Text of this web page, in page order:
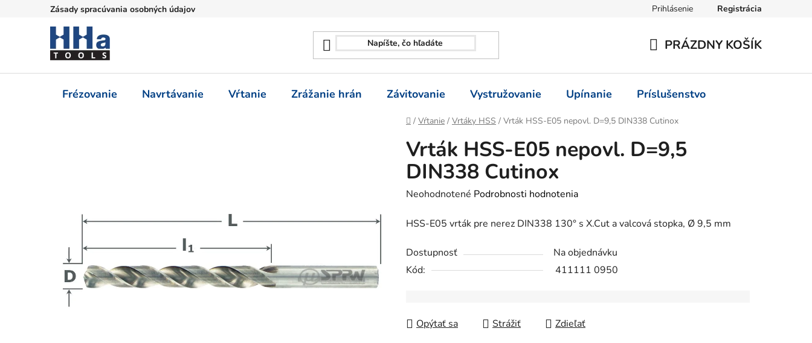
Zásady spracúvania osobných údajov Prihlásenie Registrácia
KOŠÍK
PRÁZDNY KOŠÍK
Frézovanie Navrtávanie Vŕtanie Zrážanie hrán Závitovanie Vystružovanie Upínanie Príslušenstvo
Domov
/ Vŕtanie / Vrtáky HSS / Vrták HSS-E05 nepovl. D=9,5 DIN338 Cutinox
Vrták HSS-E05 nepovl. D=9,5
DIN338 Cutinox
Priemerné
produktu
0,0
z
Neohodnotené Podrobnosti hodnotenia
HSS-E05 vrták pre nerez DIN338 130° s X.Cut a valcová stopka, Ø 9,5 mm
Dostupnosť
Na objednávku
Kód:
411111 0950
Opýtať sa Strážiť Zdieľať